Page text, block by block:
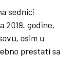
sednici
2019. godine,
osim u
prestati sa